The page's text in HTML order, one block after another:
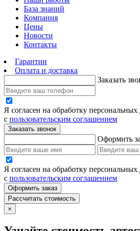
База знаний
Компания
Цены
Новости
Контакты
Гарантии
Оплата и доставка
Заказать
Я согласен на обработку
с пользовательским соглашением
Заказать звонок
Оформить
Я согласен на обработку
с пользовательским соглашением
Оформить заказ
Рассчитать стоимость
×